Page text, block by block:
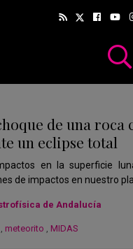
de una roca
un eclipse total
en la superficie
de impactos en nuestro
de Andalucía
, meteorito , MIDAS